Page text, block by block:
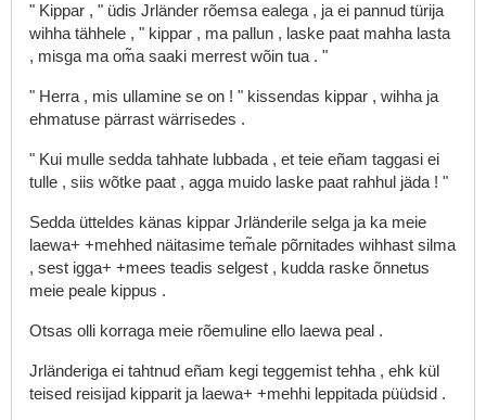
" Kippar , " üdis Jrländer rõemsa ealega , ja ei pannud türija
wihha tähhele , " kippar , ma pallun , laske paat mahha lasta
, misga ma om̃a saaki merrest wõin tua . "
" Herra , mis ullamine se on ! " kissendas kippar , wihha ja
ehmatuse pärrast wärrisedes .
" Kui mulle sedda tahhate lubbada , et teie eñam taggasi ei
tulle , siis wõtke paat , agga muido laske paat rahhul jäda ! "
Sedda ütteldes känas kippar Jrländerile selga ja ka meie
laewa+ +mehhed näitasime tem̃ale põrnitades wihhast silma
, sest igga+ +mees teadis selgest , kudda raske õnnetus
meie peale kippus .
Otsas olli korraga meie rõemuline ello laewa peal .
Jrländeriga ei tahtnud eñam kegi teggemist tehha , ehk kül
teised reisijad kipparit ja laewa+ +mehhi leppitada püüdsid .